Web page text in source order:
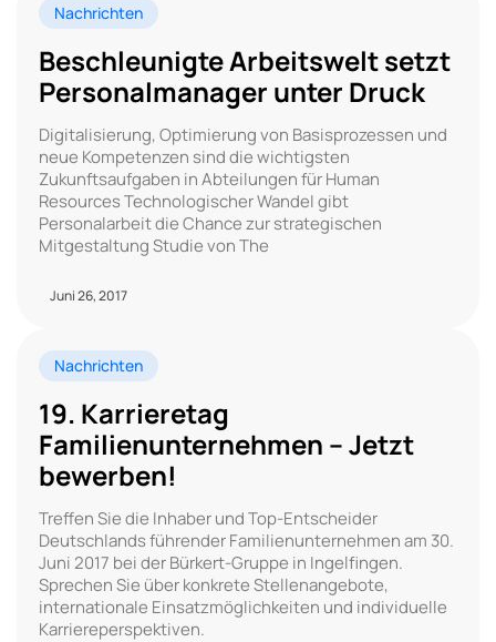
Nachrichten
Beschleunigte Arbeitswelt setzt
Personalmanager unter Druck
Digitalisierung, Optimierung von Basisprozessen und
neue Kompetenzen sind die wichtigsten
Zukunftsaufgaben in Abteilungen für Human
Resources Technologischer Wandel gibt
Personalarbeit die Chance zur strategischen
Mitgestaltung Studie von The
Juni 26, 2017
Nachrichten
19. Karrieretag
Familienunternehmen – Jetzt
bewerben!
Treffen Sie die Inhaber und Top-Entscheider
Deutschlands führender Familienunternehmen am 30.
Juni 2017 bei der Bürkert-Gruppe in Ingelfingen.
Sprechen Sie über konkrete Stellenangebote,
internationale Einsatzmöglichkeiten und individuelle
Karriereperspektiven.